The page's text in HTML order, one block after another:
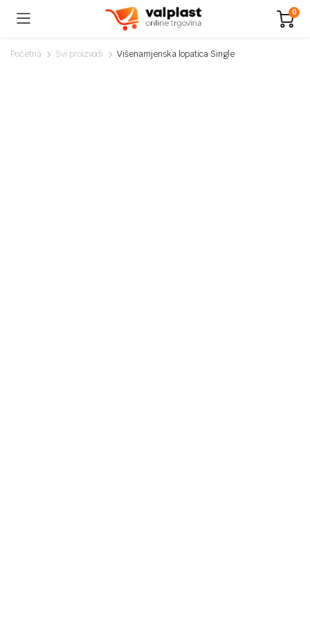
0
Početna Svi proizvodi Višenamjenska lopatica Single